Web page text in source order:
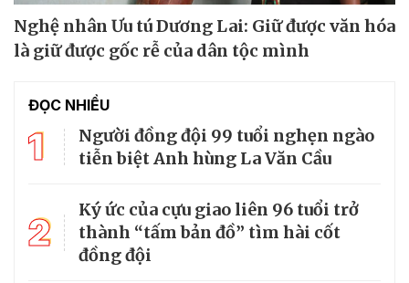
Nghệ nhân Ưu tú Dương Lai: Giữ được văn hóa
là giữ được gốc rễ của dân tộc mình
ĐỌC NHIỀU
1
Người đồng đội 99 tuổi nghẹn ngào
tiễn biệt Anh hùng La Văn Cầu
2
Ký ức của cựu giao liên 96 tuổi trở
thành “tấm bản đồ” tìm hài cốt
đồng đội